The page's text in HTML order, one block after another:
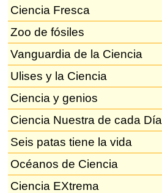
Ciencia Fresca
Zoo de fósiles
Vanguardia de la Ciencia
Ulises y la Ciencia
Ciencia y genios
Ciencia Nuestra de cada Día
Seis patas tiene la vida
Océanos de Ciencia
Ciencia EXtrema